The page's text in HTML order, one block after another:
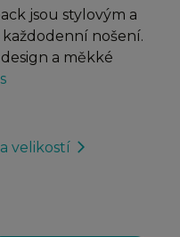
jsou stylovým a
nošení.
a měkké
velikostí arrow_forward_ios